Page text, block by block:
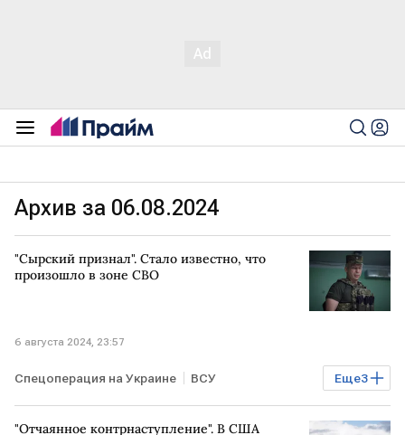
Архив за 06.08.2024
"Сырский признал". Стало известно, что
произошло в зоне СВО
6 августа 2024, 23:57
Еще3
Спецоперация на Украине ВСУ
Александр Сырский СВО ВС РФ
"Отчаянное контрнаступление". В США